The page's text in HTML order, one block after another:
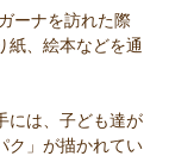
ーナを訪れた際
紙、絵本などを通
には、子ども達が
ク」が描かれてい